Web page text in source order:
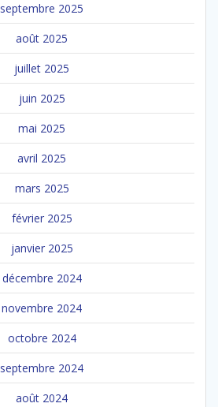
septembre 2025
août 2025
juillet 2025
juin 2025
mai 2025
avril 2025
mars 2025
février 2025
janvier 2025
décembre 2024
novembre 2024
octobre 2024
septembre 2024
août 2024